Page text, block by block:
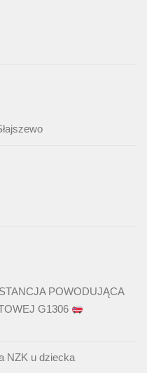
POWODUJĄCA
G1306
NZK u dziecka